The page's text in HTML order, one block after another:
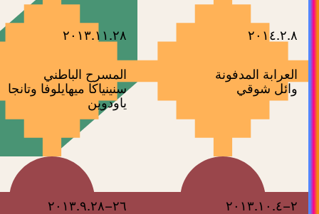
٢٠١٤.٢.٨
العرابة المدفونة
وائل شوقي
٢٠١٣.١١.٢٨
المسرح الباطني
سنينياكا ميهايلوفا وتانجا
ياودوين
٢–٢٠١٣.١٠.٤ ٢٦–٢٠١٣.٩.٢٨